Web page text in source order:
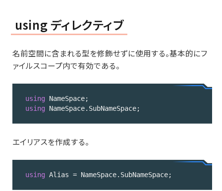
using ディレクティブ
名前空間に含まれる型を修飾せずに使用する。基本的にフ
ァイルスコープ内で有効である。
using
using NameSpace.SubNameSpace;
C#
エイリアスを作成する。
using Alias = NameSpace.SubNameSpace;